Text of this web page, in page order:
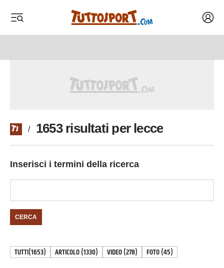
/ 1653 risultati per lecce
Inserisci i termini della ricerca
CERCA
TUTTI(1653) ARTICOLO(1330) VIDEO(278) FOTO(45)